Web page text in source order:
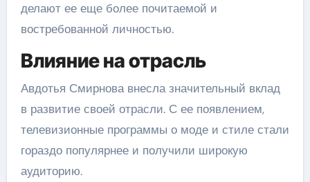
делают ее еще более почитаемой и
востребованной личностью.
Влияние на отрасль
Авдотья Смирнова внесла значительный вклад
в развитие своей отрасли. С ее появлением,
телевизионные программы о моде и стиле стали
гораздо популярнее и получили широкую
аудиторию.